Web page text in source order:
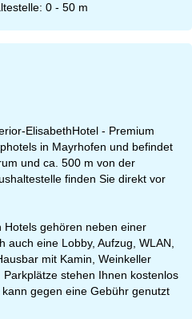
0 - 50 m
ElisabethHotel - Premium
in Mayrhofen und befindet
und ca. 500 m von der
finden Sie direkt vor
Hotels gehören neben einer
auch eine Lobby, Aufzug, WLAN,
mit Kamin, Weinkeller
stehen Ihnen kostenlos
gegen eine Gebühr genutzt